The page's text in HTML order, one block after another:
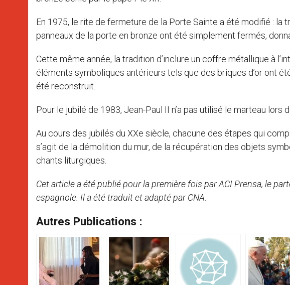
En 1975, le rite de fermeture de la Porte Sainte a été modifié : la
panneaux de la porte en bronze ont été simplement fermés,
Cette même année, la tradition d’inclure un coffre métallique à
éléments symboliques antérieurs tels que des briques d’or ont
été reconstruit.
Pour le jubilé de 1983, Jean-Paul II n’a pas utilisé le marteau lors
Au cours des jubilés du XXe siècle, chacune des étapes qui
s’agit de la démolition du mur, de la récupération des objets
chants liturgiques.
Cet article a été publié pour la première fois par ACI Prensa, le
espagnole. Il a été traduit et adapté par CNA.
Autres Publications :